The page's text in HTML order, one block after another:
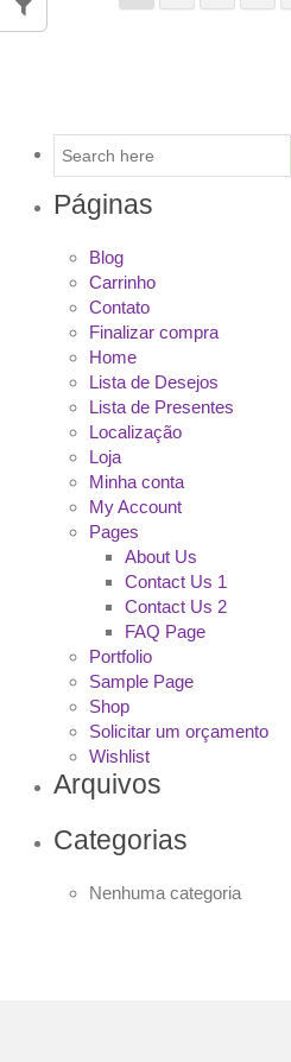
Páginas
Blog
Carrinho
Contato
Finalizar compra
Home
Lista de Desejos
Lista de Presentes
Localização
Loja
Minha conta
My Account
Pages
About Us
Contact Us 1
Contact Us 2
FAQ Page
Portfolio
Sample Page
Shop
Solicitar um orçamento
Wishlist
Arquivos
Categorias
Nenhuma categoria